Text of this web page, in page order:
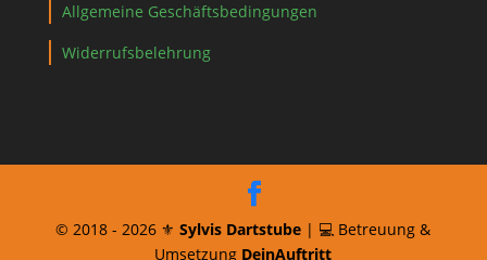
Allgemeine Geschäftsbedingungen
Widerrufsbelehrung
© 2018 - 2026 ⚜️Sylvis Dartstube | 💻 Betreuung &
Umsetzung DeinAuftritt